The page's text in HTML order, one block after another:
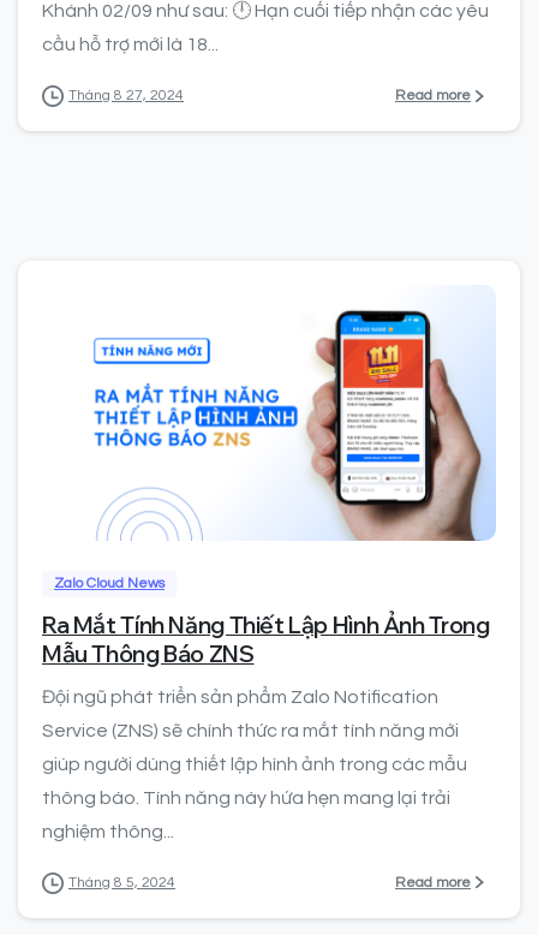
Khánh 02/09 như sau: 🕛 Hạn cuối tiếp nhận các yêu
cầu hỗ trợ mới là 18...
Tháng 8 27, 2024 Read more
Zalo Cloud News
Ra Mắt Tính Năng Thiết Lập Hình Ảnh Trong
Mẫu Thông Báo ZNS
Đội ngũ phát triển sản phẩm Zalo Notification
Service (ZNS) sẽ chính thức ra mắt tính năng mới
giúp người dùng thiết lập hình ảnh trong các mẫu
thông báo. Tính năng này hứa hẹn mang lại trải
nghiệm thông...
Tháng 8 5, 2024 Read more